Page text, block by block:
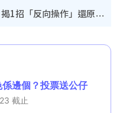
WhatsApp預設貼圖點刪？揭1招「反向操作」還原簡潔介面 附3步實測教學